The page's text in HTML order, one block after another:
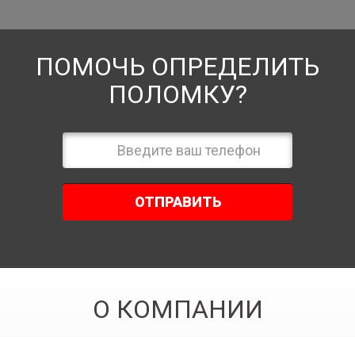
ПОМОЧЬ ОПРЕДЕЛИТЬ
ПОЛОМКУ?
ОТПРАВИТЬ
О КОМПАНИИ